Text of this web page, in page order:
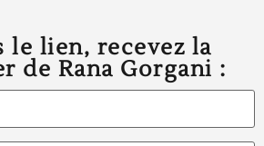
le lien, recevez la
de Rana Gorgani :